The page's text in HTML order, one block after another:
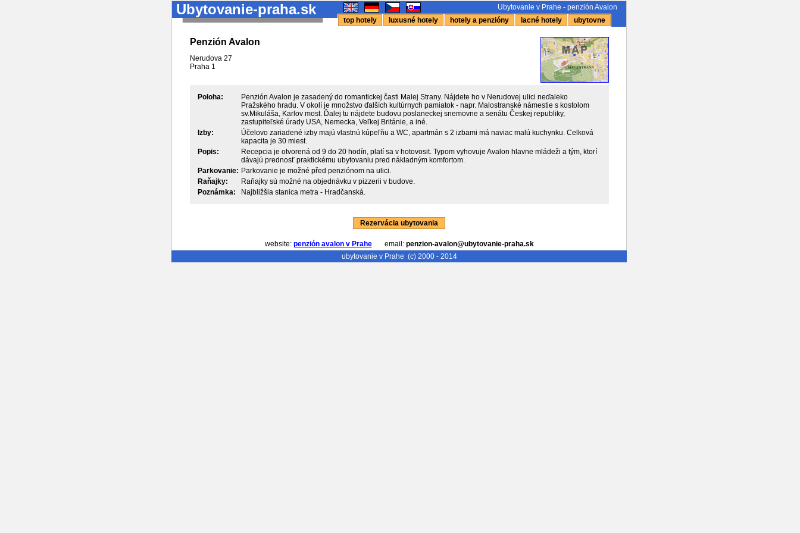
Ubytovanie-praha.sk
Ubytovanie v Prahe - penzión Avalon
top hotely
luxusné hotely hotely a penzióny lacné hotely ubytovne
Penzión Avalon
Nerudova 27
Praha 1
Poloha:
Penzión Avalon je zasadený do romantickej časti Malej Strany. Nájdete ho v Nerudovej ulici neďaleko
Pražského hradu. V okolí je množstvo ďalších kultúrnych pamiatok - napr. Malostranské námestie s kostolom
sv.Mikuláša, Karlov most. Ďalej tu nájdete budovu poslaneckej snemovne a senátu Českej republiky,
zastupiteľské úrady USA, Nemecka, Veľkej Británie, a iné.
Izby:
Účelovo zariadené izby majú vlastnú kúpeľňu a WC, apartmán s 2 izbami má naviac malú kuchynku. Celková
kapacita je 30 miest.
Popis:
Recepcia je otvorená od 9 do 20 hodín, platí sa v hotovosit. Typom vyhovuje Avalon hlavne mládeži a tým, ktorí
dávajú prednosť praktickému ubytovaniu pred nákladným komfortom.
Parkovanie: Parkovanie je možné před penziónom na ulici.
Raňajky:
Raňajky sú možné na objednávku v pizzerii v budove.
Poznámka:
Najbližšia stanica metra - Hradčanská.
Rezervácia ubytovania
website: penzión avalon v Praheemail: penzion-avalon@ubytovanie-praha.sk
ubytovanie v Prahe (c) 2000 - 2014